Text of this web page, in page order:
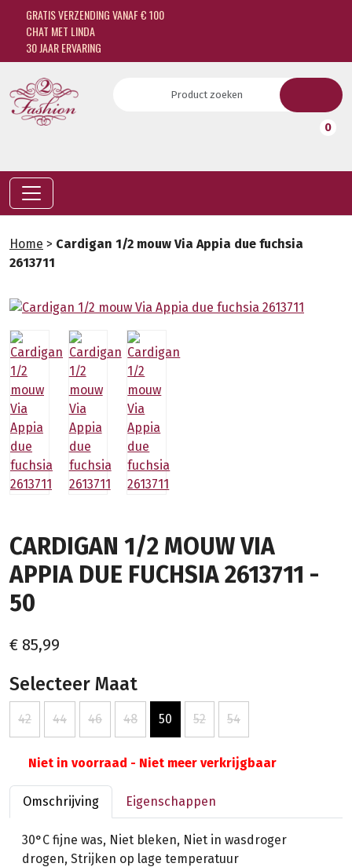
GRATIS VERZENDING VANAF € 100
CHAT MET LINDA
30 JAAR ERVARING
0
Home > Cardigan 1/2 mouw Via Appia due fuchsia
2613711
CARDIGAN 1/2 MOUW VIA
APPIA DUE FUCHSIA 2613711 -
50
€ 85,99
Selecteer Maat
42 44 46 48 50 52 54
Niet in voorraad - Niet meer verkrijgbaar
Omschrijving Eigenschappen
30°C fijne was, Niet bleken, Niet in wasdroger
drogen, Strijken op lage temperatuur